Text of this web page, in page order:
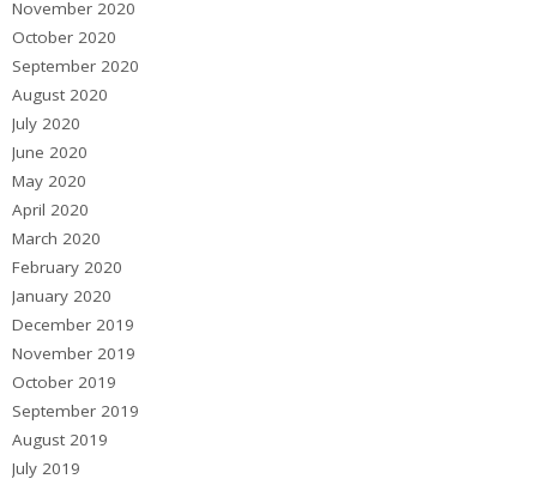
November 2020
October 2020
September 2020
August 2020
July 2020
June 2020
May 2020
April 2020
March 2020
February 2020
January 2020
December 2019
November 2019
October 2019
September 2019
August 2019
July 2019